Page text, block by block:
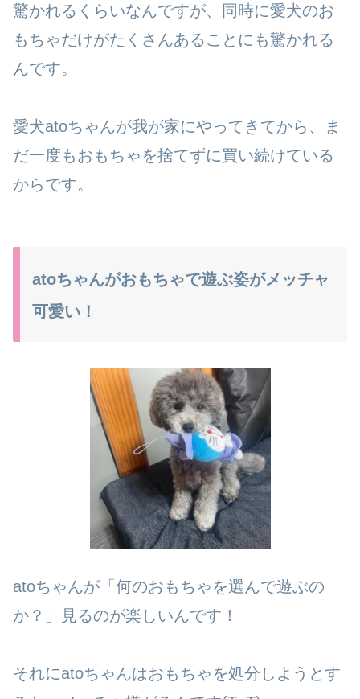
驚かれるくらいなんですが、同時に愛犬のお
もちゃだけがたくさんあることにも驚かれる
んです。
愛犬atoちゃんが我が家にやってきてから、ま
だ一度もおもちゃを捨てずに買い続けている
からです。
atoちゃんがおもちゃで遊ぶ姿がメッチャ
可愛い！
atoちゃんが「何のおもちゃを選んで遊ぶの
か？」見るのが楽しいんです！
それにatoちゃんはおもちゃを処分しようとす